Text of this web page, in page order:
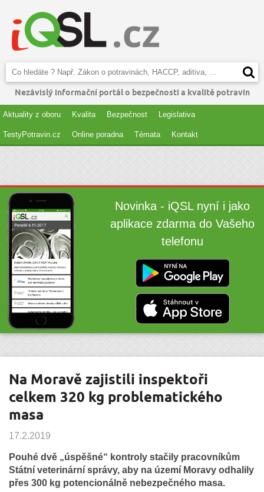
Nezávislý informační portál o bezpečnosti a kvalitě potravin
Aktuality z oboru Kvalita Bezpečnost Legislativa
TestyPotravin.cz Online poradna Témata Kontakt
Novinka - iQSL nyní i jako
aplikace zdarma do Vašeho
telefonu
Na Moravě zajistili inspektoři
celkem 320 kg problematického
masa
17.2.2019
Pouhé dvě „úspěšné“ kontroly stačily pracovníkům
Státní veterinární správy, aby na území Moravy odhalily
přes 300 kg potencionálně nebezpečného masa.